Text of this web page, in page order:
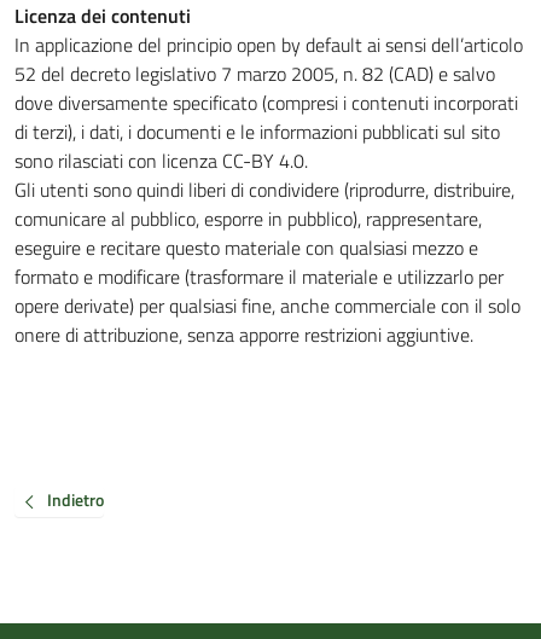
Licenza dei contenuti
In applicazione del principio open by default ai sensi dell’articolo
52 del decreto legislativo 7 marzo 2005, n. 82 (CAD) e salvo
dove diversamente specificato (compresi i contenuti incorporati
di terzi), i dati, i documenti e le informazioni pubblicati sul sito
sono rilasciati con licenza CC-BY 4.0.
Gli utenti sono quindi liberi di condividere (riprodurre, distribuire,
comunicare al pubblico, esporre in pubblico), rappresentare,
eseguire e recitare questo materiale con qualsiasi mezzo e
formato e modificare (trasformare il materiale e utilizzarlo per
opere derivate) per qualsiasi fine, anche commerciale con il solo
onere di attribuzione, senza apporre restrizioni aggiuntive.
Indietro